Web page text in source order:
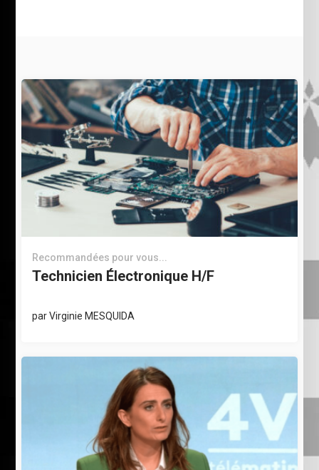
Recommandées pour vous...
Technicien Électronique H/F
parVirginie MESQUIDA